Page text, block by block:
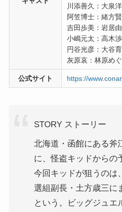
川添善久：大泉洋
阿笠博士：緒方
吉田歩美：岩居
小嶋元太：高木渉
円谷光彦：大谷
灰原哀：林原め
公式サイト https://
STORY ストーリー
北海道・函館にある斧
に、怪盗キッドからの
今回キッドが狙うのは
選組副長・土方歳三に
という。ビッグジュエ